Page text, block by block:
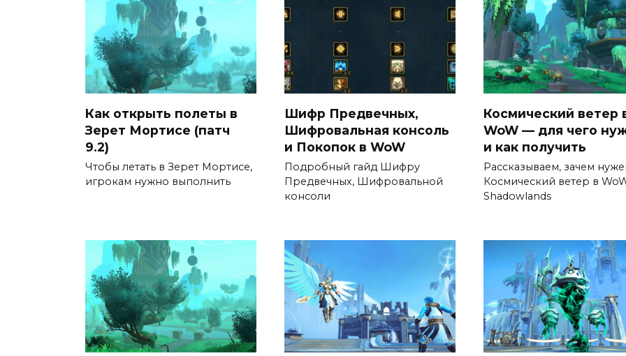
Как открыть полеты в
Зерет Мортисе (патч
9.2)
Чтобы летать в Зерет Мортисе,
игрокам нужно выполнить
Шифр Предвечных,
Шифровальная консоль
и Покопок в WoW
Подробный гайд Шифру
Предвечных, Шифровальной
консоли
Космический ветер
WoW — для чего
и как получить
Рассказываем, зачем
Космический ветер в
Shadowlands